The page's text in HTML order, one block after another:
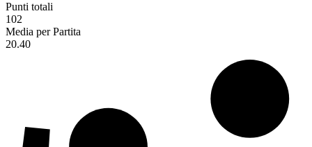
Punti totali
102
Media per Partita
20.40